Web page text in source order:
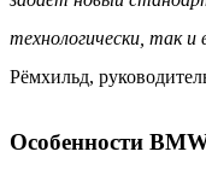
технологически, так и
Рёмхильд,
Особенности